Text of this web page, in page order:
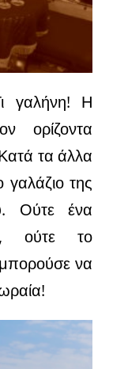
γαλήνη! Η
ορίζοντα
τα άλλα
της
Ούτε ένα
ούτε το
να